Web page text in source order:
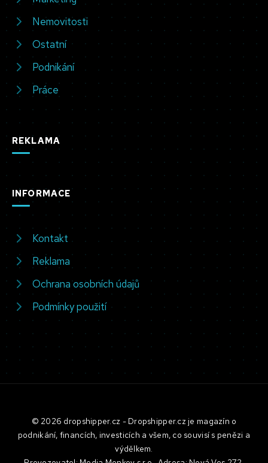
Nemovitosti
Ostatní
Podnikání
Práce
REKLAMA
INFORMACE
Kontakt
Reklama
Ochrana osobních údajů
Podmínky použití
© 2026 dropshipper.cz - Dropshipper.cz je magazín o
podnikání, financích, investicích a všem, co souvisí s penězi a
výdělkem.